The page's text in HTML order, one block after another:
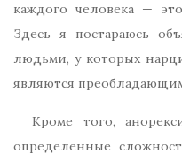
каждого человека —
Здесь я постараюсь
людьми, у которых
являются
Кроме того,
определенные